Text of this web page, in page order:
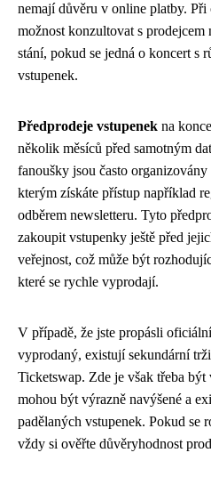
nemají důvěru v online platby. Při
možnost konzultovat s prodejcem
stání, pokud se jedná o koncert s
vstupenek.
Předprodeje vstupenek na
několik měsíců před samotným
fanoušky jsou často
kterým získáte přístup například
odběrem newsletteru. Tyto
zakoupit vstupenky ještě před
veřejnost, což může být
které se rychle vyprodají.
V případě, že jste propásli
vyprodaný, existují sekundární
Ticketswap. Zde je však třeba
mohou být výrazně navýšené a
padělaných vstupenek. Pokud se
vždy si ověřte důvěryhodnost